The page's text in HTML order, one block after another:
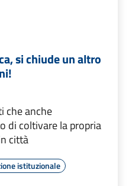
si chiude un altro
che anche
di coltivare la propria
città
istituzionale